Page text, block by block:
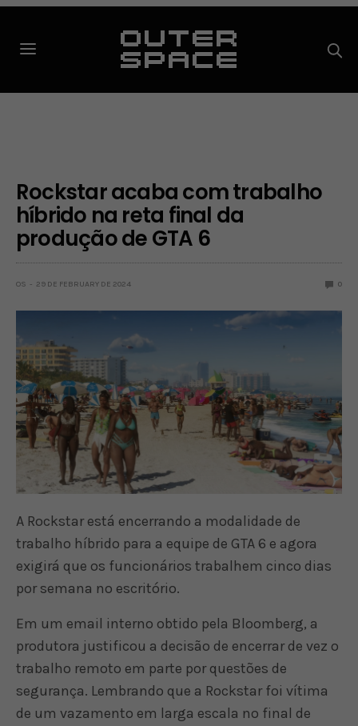
Rockstar acaba com trabalho
híbrido na reta final da
produção de GTA 6
OS 29 DE FEBRUARY DE 2024 0
A Rockstar está encerrando a modalidade de
trabalho híbrido para a equipe de GTA 6 e agora
exigirá que os funcionários trabalhem cinco dias
por semana no escritório.
Em um email interno obtido pela Bloomberg, a
produtora justificou a decisão de encerrar de vez o
trabalho remoto em parte por questões de
segurança. Lembrando que a Rockstar foi vítima
de um vazamento em larga escala no final de